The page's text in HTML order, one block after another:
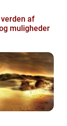
verden af
muligheder